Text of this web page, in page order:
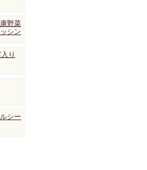
野菜
シン
り
シー